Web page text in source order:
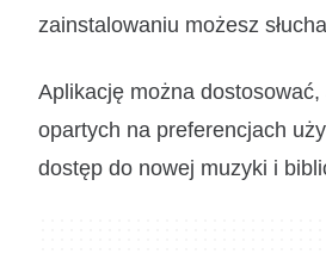
zainstalowaniu możesz
Aplikację można
opartych na preferencjach
dostęp do nowej muzyki i